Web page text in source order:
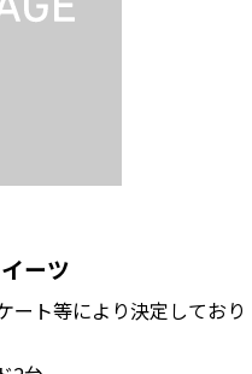
ーツ
ート等により決定しており